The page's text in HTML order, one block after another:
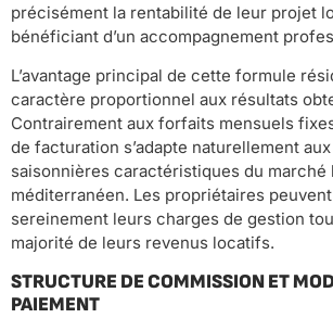
précisément la rentabilité de leur projet
bénéficiant d’un accompagnement
L’avantage principal de cette formule
caractère proportionnel aux résultats
Contrairement aux forfaits mensuels
de facturation s’adapte naturellement
saisonnières caractéristiques du marché
méditerranéen. Les propriétaires
sereinement leurs charges de gestion
majorité de leurs revenus locatifs.
STRUCTURE DE COMMISSION ET
PAIEMENT